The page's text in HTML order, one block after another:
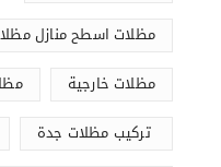
مظلات اسطح منازل
مظلات خارجية
تركيب مظلات جدة